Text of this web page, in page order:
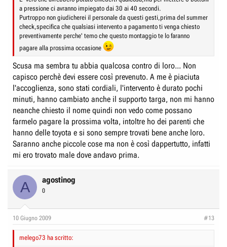
a pressione ci avranno impiegato dai 30 ai 40 secondi.
Purtroppo non giudicherei il personale da questi gesti,prima del summer
check,specifica che qualsiasi intervento a pagamento ti venga chiesto
preventivamente perche' temo che questo montaggio te lo faranno
pagare alla prossima occasione
Scusa ma sembra tu abbia qualcosa contro di loro... Non
capisco perchè devi essere così prevenuto. A me è piaciuta
l'accoglienza, sono stati cordiali, l'intervento è durato pochi
minuti, hanno cambiato anche il supporto targa, non mi hanno
neanche chiesto il nome quindi non vedo come possano
farmelo pagare la prossima volta, intoltre ho dei parenti che
hanno delle toyota e si sono sempre trovati bene anche loro.
Saranno anche piccole cose ma non è così dappertutto, infatti
mi ero trovato male dove andavo prima.
A agostinog
0
10 Giugno 2009 #13
melego73 ha scritto: